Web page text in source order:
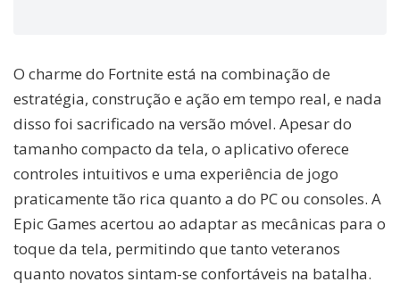
O charme do Fortnite está na combinação de
estratégia, construção e ação em tempo real, e nada
disso foi sacrificado na versão móvel. Apesar do
tamanho compacto da tela, o aplicativo oferece
controles intuitivos e uma experiência de jogo
praticamente tão rica quanto a do PC ou consoles. A
Epic Games acertou ao adaptar as mecânicas para o
toque da tela, permitindo que tanto veteranos
quanto novatos sintam-se confortáveis na batalha.